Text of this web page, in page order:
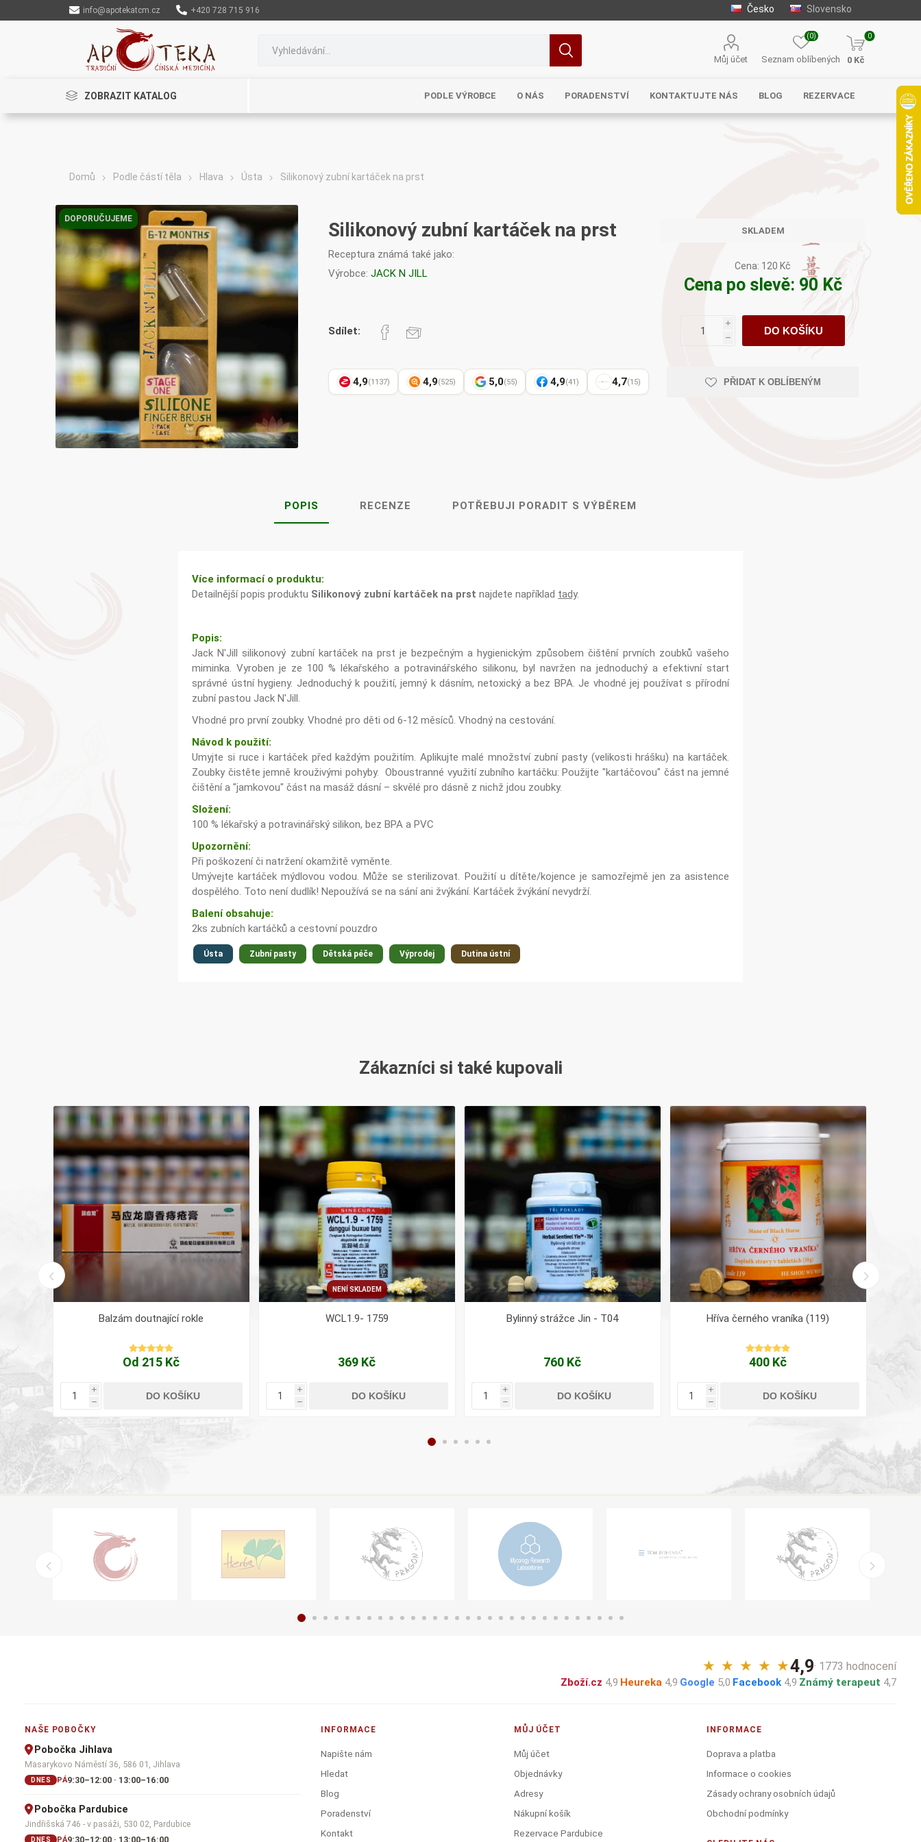
info@apotekatcm.cz +420 728 715 916 Česko Slovensko
Můj účet Seznam oblíbených
(0) 0
0 Kč
ZOBRAZIT KATALOG PODLE VÝROBCE
Henep Organic India
EVEREST
Bylinky TČM
G&G
Vitamins
Ecce Vita
s.r.o.
Lavylites
Bylinné
Lakshmi-
Korejský
Health Link
O NÁS PORADENSTVÍ KONTAKTUJTE NÁS BLOG REZERVACE
Domů Podle částí těla Hlava Ústa Silikonový zubní kartáček na prst
DOPORUČUJEME Silikonový zubní kartáček na prst
Receptura známá také jako:
Výrobce: JACK N JILL
Sdílet:
4,9(1137) 4,9(525) 5,0(55) 4,9(41) 4,7(15)
SKLADEM
Cena: 120 Kč
Cena po slevě: 90 Kč
i
h
DO KOŠÍKU
PŘIDAT K OBLÍBENÝM
POPIS RECENZE POTŘEBUJI PORADIT S VÝBĚREM
Více informací o produktu:
Detailnější popis produktu Silikonový zubní kartáček na prst najdete například tady.
Popis:
Jack N'Jill silikonový zubní kartáček na prst je bezpečným a hygienickým způsobem čištění prvních zoubků vašeho
miminka. Vyroben je ze 100 % lékařského a potravinářského silikonu, byl navržen na jednoduchý a efektivní start
správné ústní hygieny. Jednoduchý k použití, jemný k dásním, netoxický a bez BPA. Je vhodné jej používat s přírodní
zubní pastou Jack N'Jill.
Vhodné pro první zoubky. Vhodné pro děti od 6-12 měsíců. Vhodný na cestování.
Návod k použití:
Umyjte si ruce i kartáček před každým použitím. Aplikujte malé množství zubní pasty (velikosti hrášku) na kartáček.
Zoubky čistěte jemně krouživými pohyby. Oboustranné využití zubního kartáčku: Použijte "kartáčovou" část na jemné
čištění a "jamkovou" část na masáž dásní – skvělé pro dásně z nichž jdou zoubky.
Složení:
100 % lékařský a potravinářský silikon, bez BPA a PVC
Upozornění:
Při poškození či natržení okamžitě vyměnte.
Umývejte kartáček mýdlovou vodou. Může se sterilizovat. Použití u dítěte/kojence je samozřejmě jen za asistence
dospělého. Toto není dudlík! Nepoužívá se na sání ani žvýkání. Kartáček žvýkání nevydrží.
Balení obsahuje:
2ks zubních kartáčků a cestovní pouzdro
Ústa Zubní pasty Dětská péče Výprodej Dutina ústní
Zákazníci si také kupovali
Balzám doutnající rokle
Od 215 Kč
i
h
DO KOŠÍKU
NENÍ SKLADEM
WCL1.9- 1759
369 Kč
i
h
DO KOŠÍKU
Bylinný strážce Jin - T04
760 Kč
i
h
DO KOŠÍKU
Hříva černého vraníka (119)
400 Kč
i
h
DO KOŠÍKU
★ ★ ★ ★ ★4,9· 1773 hodnocení
Zboží.cz 4,9·Heureka 4,9·Google 5,0·Facebook 4,9·Známý terapeut 4,7
NAŠE POBOČKY
Pobočka Jihlava
Masarykovo Náměstí 36, 586 01, Jihlava
DNES PÁ9:30–12:00 · 13:00–16:00
Pobočka Pardubice
Jindřišská 746 - v pasáži, 530 02, Pardubice
DNES PÁ9:30–12:00 · 13:00–16:00
INFORMACE
Napište nám
Hledat
Blog
Poradenství
Kontakt
MŮJ ÚČET
Můj účet
Objednávky
Adresy
Nákupní košík
Rezervace Pardubice
INFORMACE
Doprava a platba
Informace o cookies
Zásady ochrany osobních údajů
Obchodní podmínky